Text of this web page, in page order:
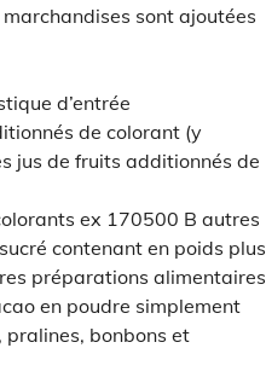
sont ajoutées
d’entrée
de colorant (y
jus de fruits additionnés de
ex 170500 B autres
contenant en poids plus
préparations alimentaires
en poudre simplement
bonbons et